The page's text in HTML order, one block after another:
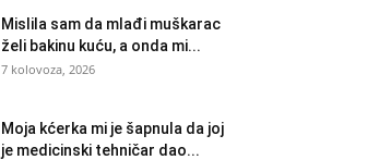
Mislila sam da mlađi muškarac
želi bakinu kuću, a onda mi...
7 kolovoza, 2026
Moja kćerka mi je šapnula da joj
je medicinski tehničar dao...